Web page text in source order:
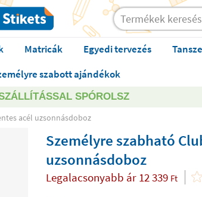
Matricák Egyedi tervezés
szabott ajándékok
SPÓROLSZ
acél uzsonnásdoboz
Személyre szabható
uzsonnásdoboz
Legalacsonyabb ár 12 339 Ft